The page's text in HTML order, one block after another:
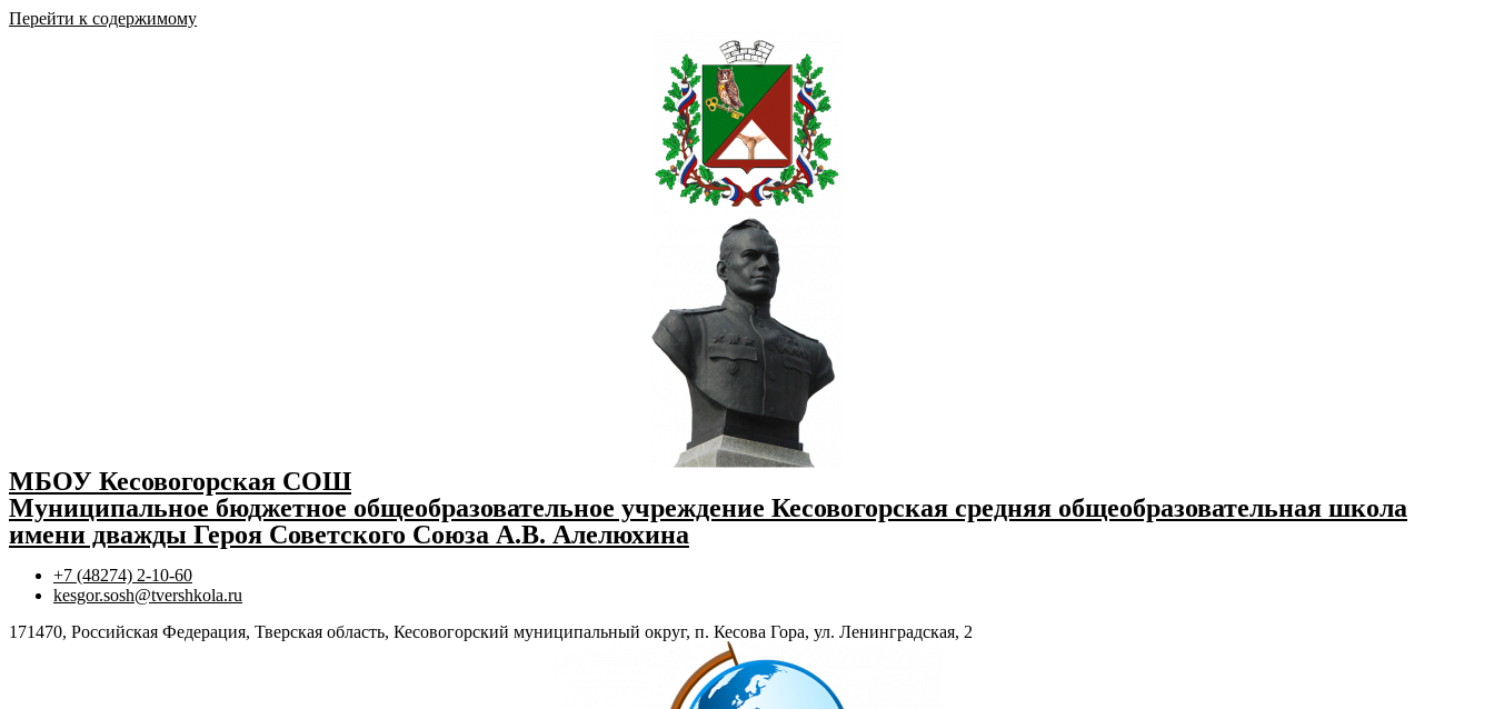
Перейти к содержимому
МБОУ Кесовогорская СОШ
Муниципальное бюджетное общеобразовательное учреждение Кесовогорская средняя общеобразовательная школа
имени дважды Героя Советского Союза А.В. Алелюхина
+7 (48274) 2-10-60
kesgor.sosh@tvershkola.ru
171470, Российская Федерация, Тверская область, Кесовогорский муниципальный округ, п. Кесова Гора, ул. Ленинградская, 2